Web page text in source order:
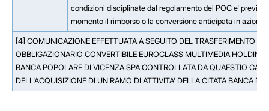
condizioni disciplinate dal regolamento del POC e'
momento il rimborso o la conversione anticipata in azioni
[4] COMUNICAZIONE EFFETTUATA A SEGUITO DEL TRASFERIMENTO
OBBLIGAZIONARIO CONVERTIBILE EUROCLASS MULTIMEDIA
BANCA POPOLARE DI VICENZA SPA CONTROLLATA DA QUAESTIO
DELL'ACQUISIZIONE DI UN RAMO DI ATTIVITA' DELLA CITATA BANCA DA